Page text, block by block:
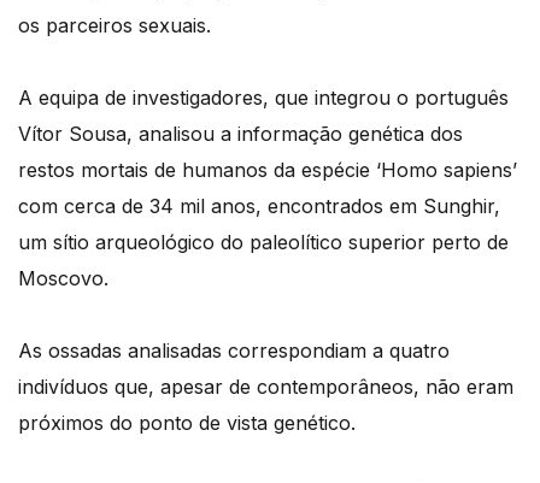
os parceiros sexuais.
A equipa de investigadores, que integrou o português
Vítor Sousa, analisou a informação genética dos
restos mortais de humanos da espécie ‘Homo sapiens’
com cerca de 34 mil anos, encontrados em Sunghir,
um sítio arqueológico do paleolítico superior perto de
Moscovo.
As ossadas analisadas correspondiam a quatro
indivíduos que, apesar de contemporâneos, não eram
próximos do ponto de vista genético.